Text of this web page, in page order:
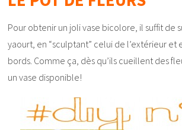
Pour obtenir un joli vase bicolore, il suffit de
yaourt, en “sculptant” celui de l’extérieur et
bords. Comme ça, dès qu’ils cueillent des
un vase disponible!